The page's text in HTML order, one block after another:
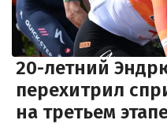
20-летний
перехитрил
на третьем